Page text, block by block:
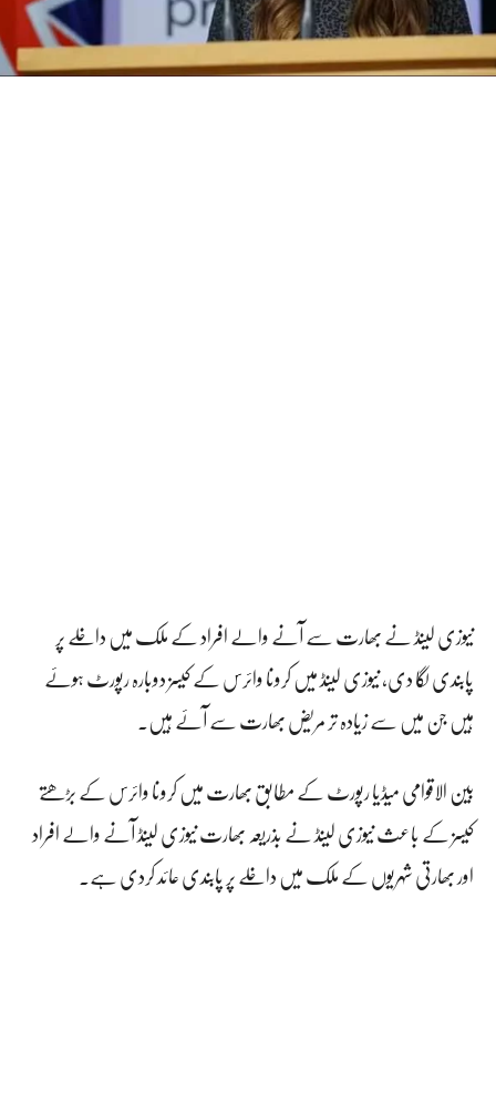
نیوزی لینڈ نے بھارت سے آنے والے افراد کے ملک میں داخلے پر
پابندی لگا دی، نیوزی لینڈ میں کرونا وائرس کے کیسز دوبارہ رپورٹ ہوئے
ہیں جن میں سے زیادہ تر مریض بھارت سے آئے ہیں۔
بین الاقوامی میڈیا رپورٹ کے مطابق بھارت میں کرونا وائرس کے بڑھتے
کیسز کے باعث نیوزی لینڈ نے بذریعہ بھارت نیوزی لینڈ آنے والے افراد
اور بھارتی شہریوں کے ملک میں داخلے پر پابندی عائد کردی ہے۔